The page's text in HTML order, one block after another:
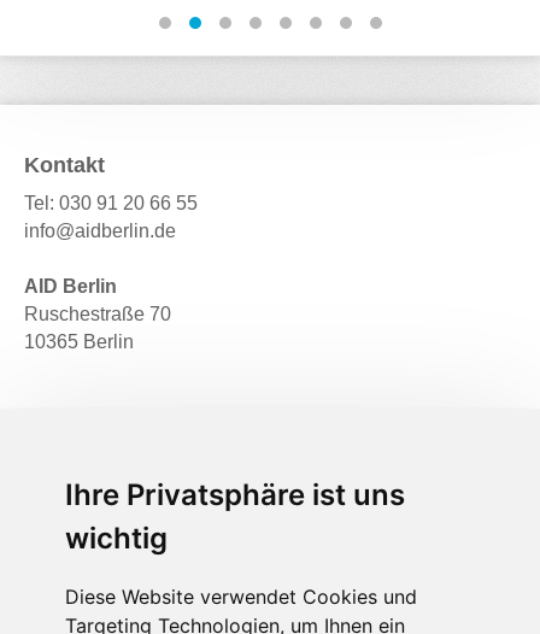
Ihre Privatsphäre ist uns
wichtig
Diese Website verwendet Cookies und
Targeting Technologien, um Ihnen ein
Kontakt
Tel: 030 91 20 66 55
info@aidberlin.de
AID Berlin
Ruschestraße 70
10365 Berlin
Informationen
Aktuelle Studienprojekte
Alumni Portfolios
Akademie
Infomaterial